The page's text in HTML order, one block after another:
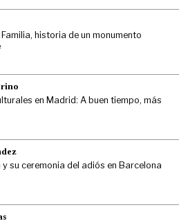
historia de un monumento
en Madrid: A buen tiempo, más
su ceremonia del adiós en Barcelona